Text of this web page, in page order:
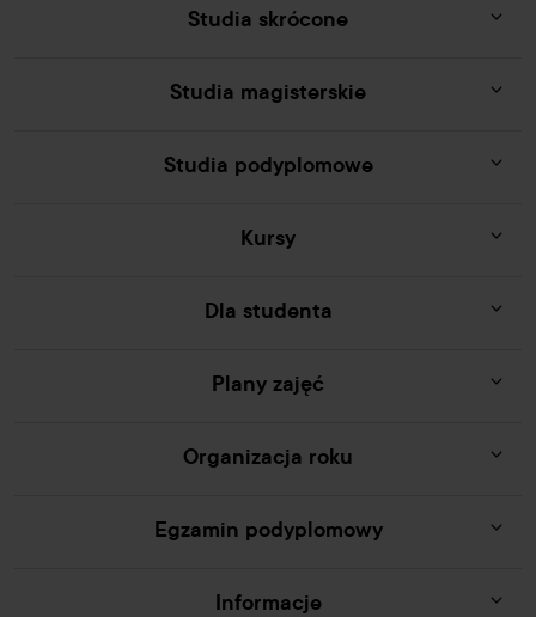
Studia skrócone
Studia magisterskie
Studia podyplomowe
Kursy
Dla studenta
Plany zajęć
Organizacja roku
Egzamin podyplomowy
Informacje